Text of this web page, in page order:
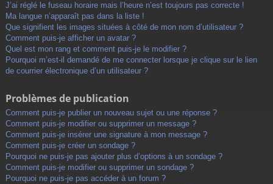
J’ai réglé le fuseau horaire mais l’heure n’est toujours pas correcte !
Ma langue n’apparaît pas dans la liste !
Que signifient les images situées à côté de mon nom d’utilisateur ?
Comment puis-je afficher un avatar ?
Quel est mon rang et comment puis-je le modifier ?
Pourquoi m’est-il demandé de me connecter lorsque je clique sur le lien
de courrier électronique d’un utilisateur ?
Problèmes de publication
Comment puis-je publier un nouveau sujet ou une réponse ?
Comment puis-je modifier ou supprimer un message ?
Comment puis-je insérer une signature à mon message ?
Comment puis-je créer un sondage ?
Pourquoi ne puis-je pas ajouter plus d’options à un sondage ?
Comment puis-je modifier ou supprimer un sondage ?
Pourquoi ne puis-je pas accéder à un forum ?